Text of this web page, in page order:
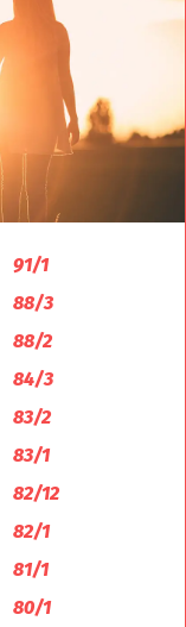
91/1
88/3
88/2
84/3
83/2
83/1
82/12
82/1
81/1
80/1